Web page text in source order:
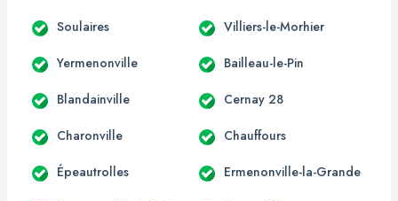
Soulaires Villiers-le-Morhier
Yermenonville Bailleau-le-Pin
Blandainville Cernay 28
Charonville Chauffours
Épeautrolles Ermenonville-la-Grande